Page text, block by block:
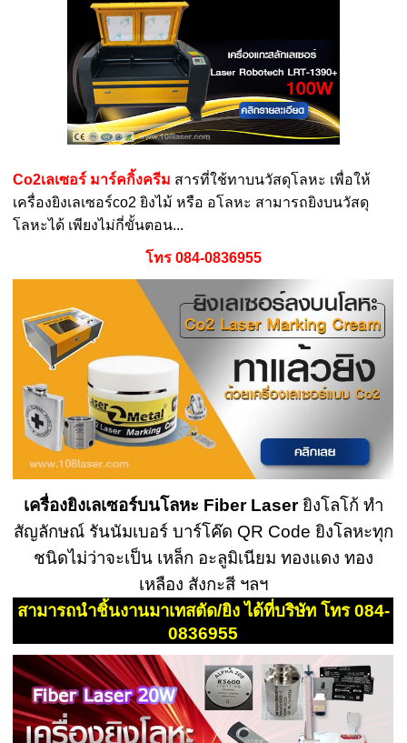
Co2เลเซอร์ มาร์คกิ้งครีม สารที่ใช้ทาบนวัสดุโลหะ เพื่อให้
เครื่องยิงเลเซอร์co2 ยิงไม้ หรือ อโลหะ สามารถยิงบนวัสดุ
โลหะได้ เพียงไม่กี่ขั้นตอน...
โทร 084-0836955
เครื่องยิงเลเซอร์บนโลหะ Fiber Laserยิงโลโก้ ทำ
สัญลักษณ์ รันนัมเบอร์ บาร์โค๊ด QR Code ยิงโลหะทุก
ชนิดไม่ว่าจะเป็น เหล็ก อะลูมิเนียม ทองแดง ทอง
เหลือง สังกะสี ฯลฯ
สามารถนำชิ้นงานมาเทสตัด/ยิง ได้ที่บริษัท โทร 084-
0836955